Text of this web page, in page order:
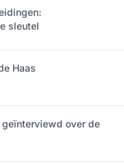
sleutel
Haas
geïnterviewd over de